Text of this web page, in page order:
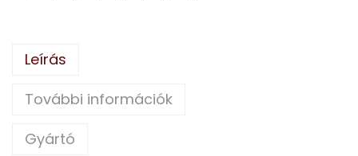
Leírás
További információk
Gyártó